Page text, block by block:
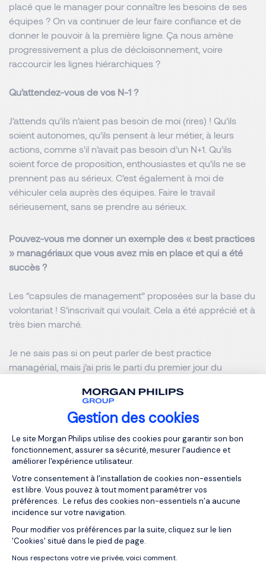
Gestion des cookies
Plateforme de Gestion du
Le site Morgan Philips utilise des cookies pour garantir son bon
fonctionnement, assurer sa sécurité, mesurer l'audience et
améliorer l'expérience utilisateur.
Votre consentement à l'installation de cookies non-essentiels
est libre. Vous pouvez à tout moment paramétrer vos
préférences. Le refus des cookies non-essentiels n’a aucune
incidence sur votre navigation.
Pour modifier vos préférences par la suite, cliquez sur le lien
'Cookies' situé dans le pied de page.
Nous respectons votre vie privée, voici comment.
Axeptio consent
placé que le manager pour connaître les besoins de ses
équipes ? On va continuer de leur faire confiance et de
donner le pouvoir à la première ligne. Ça nous amène
progressivement a plus de décloisonnement, voire
raccourcir les lignes hiérarchiques ?
Qu’attendez-vous de vos N-1 ?
J’attends qu’ils n’aient pas besoin de moi (rires) ! Qu’ils
soient autonomes, qu’ils pensent à leur métier, à leurs
actions, comme s'il n’avait pas besoin d’un N+1. Qu’ils
soient force de proposition, enthousiastes et qu’ils ne se
prennent pas au sérieux. C’est également à moi de
véhiculer cela auprès des équipes. Faire le travail
sérieusement, sans se prendre au sérieux.
Pouvez-vous me donner un exemple des « best practices
» managériaux que vous avez mis en place et qui a été
succès ?
Les “capsules de management” proposées sur la base du
volontariat ! S’inscrivait qui voulait. Cela a été apprécié et à
très bien marché.
Je ne sais pas si on peut parler de best practice
managérial, mais j’ai pris le parti du premier jour du
au moins un mail quotidien à tous les salariés (un le matin
et un le soir quand j’étais en forme). Et il faut pouvoir se
renouveler ! Cela m’a permis d’engager une conversation
avec l’ensemble des salariés que je qualifie « d’aplatie »
car elle ne passait pas par les « strates managériales »
habituelles. Finalement, on s’aperçoit que cette forme de
communication et d’interaction entre le haut management
et le salarié fonctionne !
Comment votre rôle a-t-il évolué ? Selon vous, quels sont
les enjeux majeurs d’un DRH aujourd’hui ? En quoi cette
crise a-t-elle modifié le regard des collaborateurs sur la